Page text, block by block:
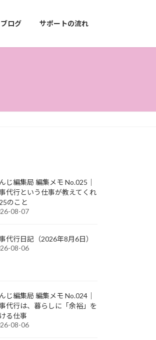
ブログ サポートの流れ
じ編集局 編集メモ No.025｜
代行という仕事が教えてくれ
のこと
08-07
代行日記（2026年8月6日）
08-06
じ編集局 編集メモ No.024｜
代行は、暮らしに「余裕」を
る仕事
08-06